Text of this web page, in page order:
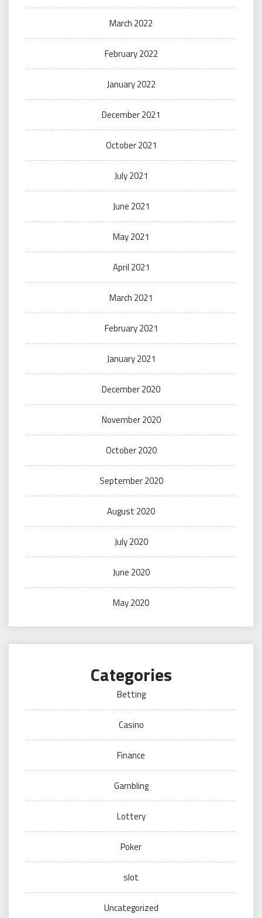
March 2022
February 2022
January 2022
December 2021
October 2021
July 2021
June 2021
May 2021
April 2021
March 2021
February 2021
January 2021
December 2020
November 2020
October 2020
September 2020
August 2020
July 2020
June 2020
May 2020
Categories
Betting
Casino
Finance
Gambling
Lottery
Poker
slot
Uncategorized